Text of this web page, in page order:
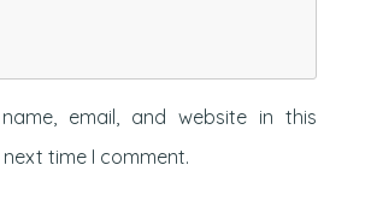
email, and website in this
time I comment.